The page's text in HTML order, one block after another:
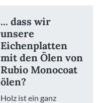
... dass wir
unsere
Eichenplatten
mit den Ölen von
Rubio Monocoat
ölen?
Holz ist ein ganz